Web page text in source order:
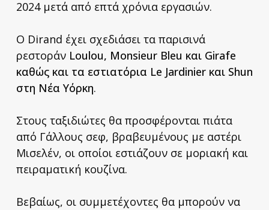
2024 μετά από επτά χρόνια εργασιών.
Ο Dirand έχει σχεδιάσει τα παρισινά
ρεστοράν Loulou, Monsieur Bleu και Girafe
καθώς και τα εστιατόρια Le Jardinier και Shun
στη Νέα Υόρκη.
Στους ταξιδιώτες θα προσφέρονται πιάτα
από Γάλλους σεφ, βραβευμένους με αστέρι
Μισελέν, οι οποίοι εστιάζουν σε μοριακή και
πειραματική κουζίνα.
Βεβαίως, οι συμμετέχοντες θα μπορούν να